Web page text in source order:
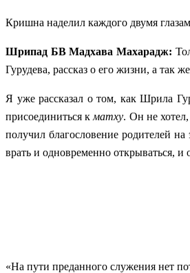
Кришна наделил каждого двумя
Шрипад БВ Мадхава Махарадж:
Гурудева, рассказ о его жизни, а так
Я уже рассказал о том, как Шрила
присоединиться к матху. Он не
получил благословение родителей
врать и одновременно открываться, и
«На пути преданного служения нет